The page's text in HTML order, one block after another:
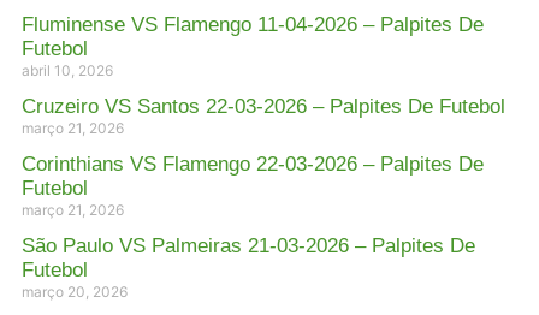
Fluminense VS Flamengo 11-04-2026 – Palpites De
Futebol
abril 10, 2026
Cruzeiro VS Santos 22-03-2026 – Palpites De Futebol
março 21, 2026
Corinthians VS Flamengo 22-03-2026 – Palpites De
Futebol
março 21, 2026
São Paulo VS Palmeiras 21-03-2026 – Palpites De
Futebol
março 20, 2026